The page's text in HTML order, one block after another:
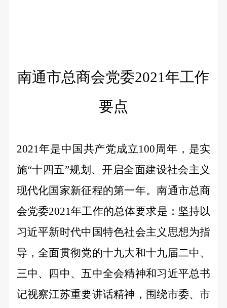
南通市总商会党委2021年工作
要点
2021年是中国共产党成立100周年，是实
施“十四五”规划、开启全面建设社会主义
现代化国家新征程的第一年。南通市总商
会党委2021年工作的总体要求是：坚持以
习近平新时代中国特色社会主义思想为指
导，全面贯彻党的十九大和十九届二中、
三中、四中、五中全会精神和习近平总书
记视察江苏重要讲话精神，围绕市委、市